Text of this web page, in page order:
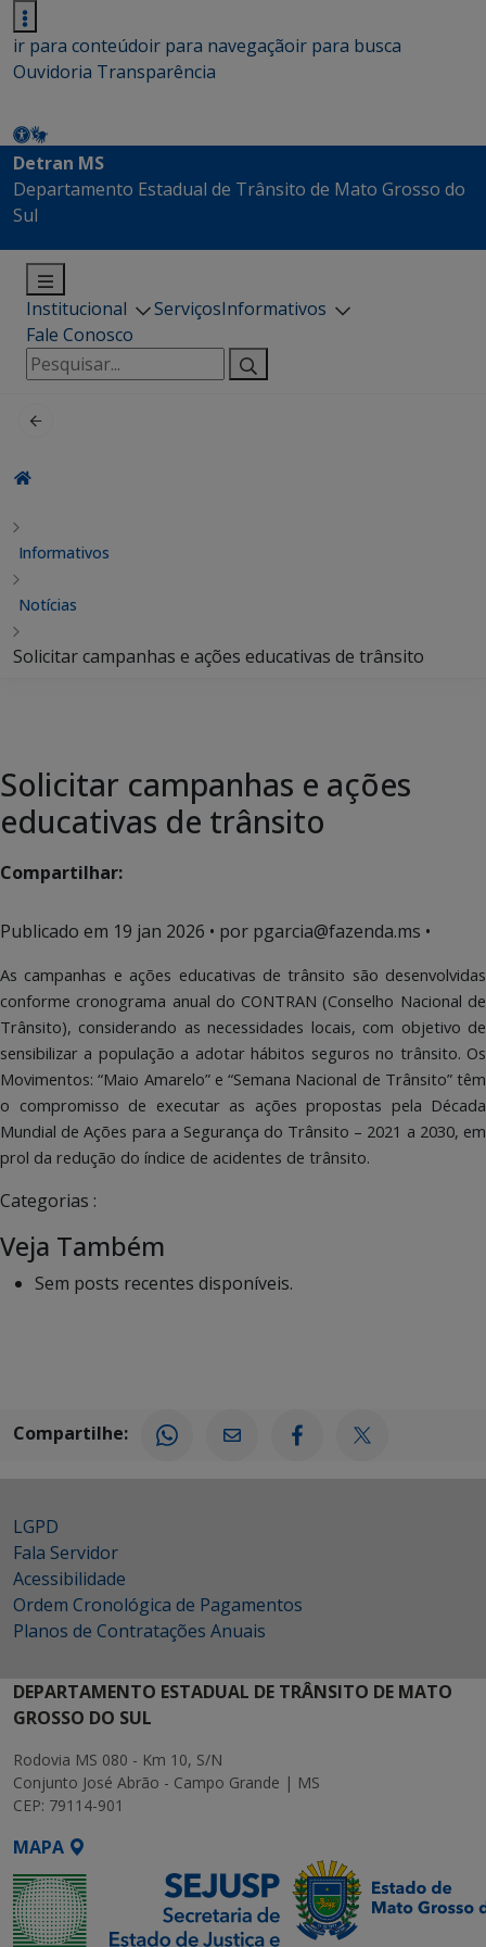
ir para conteúdoir para navegaçãoir para busca
Ouvidoria Transparência
Detran MS
Departamento Estadual de Trânsito de Mato Grosso do
Sul
Institucional ServiçosInformativos
Fale Conosco
Pesquisar
por:
Informativos
Notícias
Solicitar campanhas e ações educativas de trânsito
Solicitar campanhas e ações
educativas de trânsito
Compartilhar:
Publicado em 19 jan 2026 • por pgarcia@fazenda.ms •
As campanhas e ações educativas de trânsito são desenvolvidas
conforme cronograma anual do CONTRAN (Conselho Nacional de
Trânsito), considerando as necessidades locais, com objetivo de
sensibilizar a população a adotar hábitos seguros no trânsito. Os
Movimentos: “Maio Amarelo” e “Semana Nacional de Trânsito” têm
o compromisso de executar as ações propostas pela Década
Mundial de Ações para a Segurança do Trânsito – 2021 a 2030, em
prol da redução do índice de acidentes de trânsito.
Categorias :
Veja Também
Sem posts recentes disponíveis.
Compartilhe:
LGPD
Fala Servidor
Acessibilidade
Ordem Cronológica de Pagamentos
Planos de Contratações Anuais
DEPARTAMENTO ESTADUAL DE TRÂNSITO DE MATO
GROSSO DO SUL
Rodovia MS 080 - Km 10, S/N
Conjunto José Abrão - Campo Grande | MS
CEP: 79114-901
MAPA